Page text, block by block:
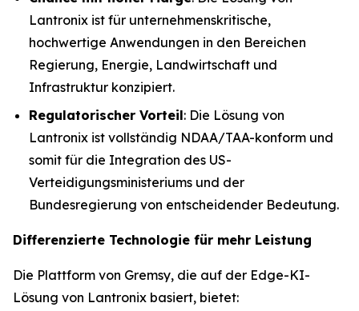
Lantronix ist für unternehmenskritische,
hochwertige Anwendungen in den Bereichen
Regierung, Energie, Landwirtschaft und
Infrastruktur konzipiert.
Regulatorischer Vorteil: Die Lösung von
Lantronix ist vollständig NDAA/TAA-konform und
somit für die Integration des US-
Verteidigungsministeriums und der
Bundesregierung von entscheidender Bedeutung.
Differenzierte Technologie für mehr Leistung
Die Plattform von Gremsy, die auf der Edge-KI-
Lösung von Lantronix basiert, bietet: